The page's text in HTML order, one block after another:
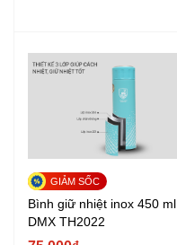
Bình giữ nhiệt inox 450 ml
DMX TH2022